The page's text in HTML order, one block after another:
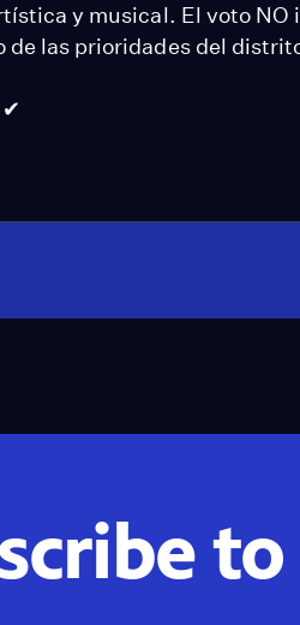
y musical. El voto
de las prioridades del
✔